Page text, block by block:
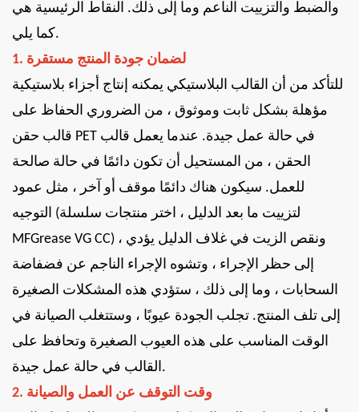
والضبط والتزييت الناعم وما إلى ذلك. النقاط الرئيسية هي
كما يلي.
1. لضمان جودة المنتج مستقرة
للتأكد من أن القالب البلاستيكي يمكنه إنتاج أجزاء بلاستيكية
مؤهلة بشكل ثابت وموثوق ، من الضروري الحفاظ على
قالب حقن PET في حالة عمل جيدة. عندما يعمل قالب
الحقن ، من المستحيل أن تكون دائمًا في حالة صالحة
للعمل. سيكون هناك دائمًا موقف أو آخر ، مثل عمود
التوجيه (لتزييت ما بعد الدليل ، اختر منتجات سلسلة
MFGrease VG CC) ، ونقص الزيت في غلاف الدليل يؤدي
إلى حظر الإجراء ، وتشوه الإجراء الناجم عن فضفاضة
السحابات ، وما إلى ذلك ، ستؤدي هذه المشكلات الصغيرة
إلى تلف المنتج. تجلب الجودة عيوبًا ، وستتغلب الصيانة في
الوقت المناسب على هذه العيوب الصغيرة وتحافظ على
القالب في حالة عمل جيدة.
2. وقت التوقف عن العمل والصيانة